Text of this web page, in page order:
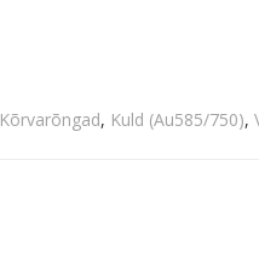
Kõrvarõngad, Kuld (Au585/750),